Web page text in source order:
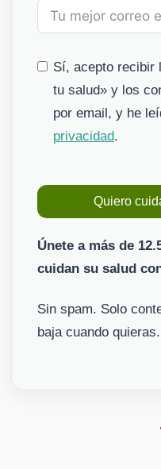
Sí, acepto recibir
tu salud» y los
por email, y he
privacidad.
Quiero
Únete a más de
cuidan su salud
Sin spam. Solo
baja cuando quieras.